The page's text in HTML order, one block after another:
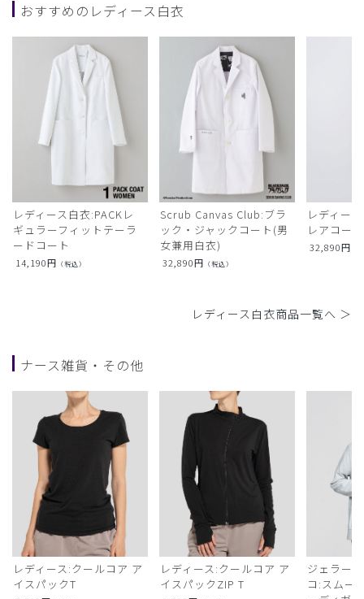
おすすめのレディース白衣
レディース白衣:PACKレ
ギュラーフィットテーラ
ードコート
14,190円 （税込）
Scrub Canvas Club:ブラ
ック・ジャックコート(男
女兼用白衣)
32,890円 （税込）
レディー
レアコート
32,890円
レディース白衣商品一覧へ ＞
ナース雑貨・その他
レディース:クールコア ア
イスパックT
レディース:クールコア ア
イスパックZIP T
ジェラー
コ:スムー